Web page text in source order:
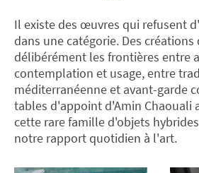
Il existe des œuvres qui refusent
dans une catégorie. Des
délibérément les frontières entre
contemplation et usage, entre
méditerranéenne et avant-garde
tables d'appoint d'Amin Chaouali
cette rare famille d'objets
notre rapport quotidien à l'art.